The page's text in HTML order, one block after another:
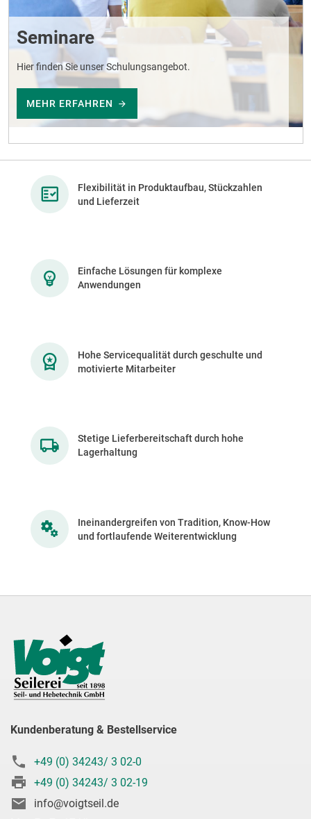
Seminare
Hier finden Sie unser Schulungsangebot.
MEHR ERFAHREN
Flexibilität in Produktaufbau, Stückzahlen
und Lieferzeit
Einfache Lösungen für komplexe
Anwendungen
Hohe Servicequalität durch geschulte und
motivierte Mitarbeiter
Stetige Lieferbereitschaft durch hohe
Lagerhaltung
Ineinandergreifen von Tradition, Know-How
und fortlaufende Weiterentwicklung
Kundenberatung & Bestellservice
+49 (0) 34243/ 3 02-0
+49 (0) 34243/ 3 02-19
info@voigtseil.de